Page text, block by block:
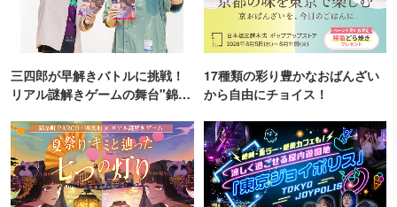
三四郎が早解きバトルに挑戦！
リアル謎解きゲームの舞台"錦糸
17種類の彩り豊かなおばんざい
から自由にチョイス！